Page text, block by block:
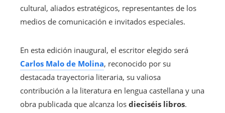
cultural, aliados estratégicos, representantes de los
medios de comunicación e invitados especiales.
En esta edición inaugural, el escritor elegido será
Carlos Malo de Molina, reconocido por su
destacada trayectoria literaria, su valiosa
contribución a la literatura en lengua castellana y una
obra publicada que alcanza los dieciséis libros.